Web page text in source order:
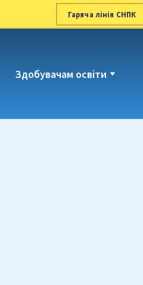
Гаряча лінія СНПК
Здобувачам освіти